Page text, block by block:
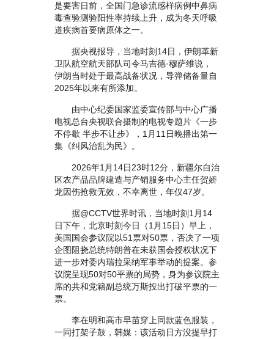
是要害日前，全国门急诊流感样病例中鼻病
毒查验测验阳性率持续上升，成为冬天呼吸
道疾病首要病原体之一。
据央视报导，当地时刻14日，伊朗革新
卫队航空航天部队司令马吉德·穆萨维说，
伊朗当时处于最高战备状况，导弹储备量自
2025年以来有所添加。
由中心纪委国家监委宣传部与中心广播
电视总台央视联合摄制的电视专题片《一步
不停歇 半步不让步》，1月11日晚播出第一
集《纠风治乱为民》。
2026年1月14日23时12分，新疆尔自治
区农产品品牌建造与产销服务中心主任贺娇
龙因伤抢救无效，不幸离世，年仅47岁。
据@CCTV世界时讯，当地时刻1月14
日下午，北京时刻今日（1月15日）早上，
美国国会参议院以51票对50票，否决了一项
企图阻挠总统特朗普在未获国会授权状况下
进一步对委内瑞拉采纳军事举动的提案。参
议院呈现50对50平票的局势，身为参议院主
席的共和党籍副总统万斯投出打破平票的一
票。
李在明和高市早苗穿上同款蓝色服装，
一同打架子鼓，韩媒：该活动日方没提早打